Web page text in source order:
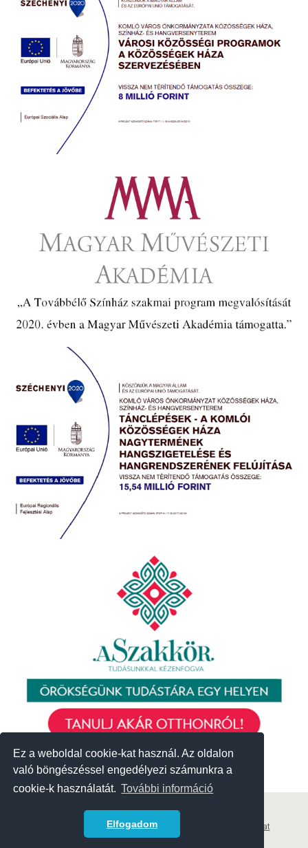
Ez a weboldal cookie-kat használ. Az oldalon
való böngészéssel engedélyezi számunkra a
cookie-k használatát. További információ
Elfogadom
Ez a weboldal cookie-kat használ. Az oldalon
való böngészéssel engedélyezi számunkra a
cookie-k használatát. További információ
Elfogadom
© 2018 Közösségek Háza
Korábbi események Adatvédelmi szabályzat